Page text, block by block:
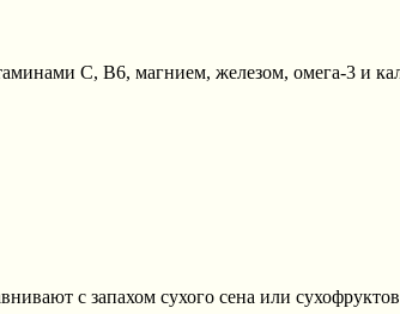
С, В6, магнием, железом, омега-3 и
с запахом сухого сена или сухофруктов